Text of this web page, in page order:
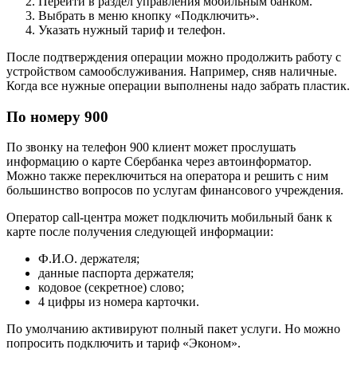
Выбрать в меню кнопку «Подключить».
Указать нужный тариф и телефон.
После подтверждения операции можно продолжить работу с
устройством самообслуживания. Например, сняв наличные.
Когда все нужные операции выполнены надо забрать пластик.
По номеру 900
По звонку на телефон 900 клиент может прослушать
информацию о карте Сбербанка через автоинформатор.
Можно также переключиться на оператора и решить с ним
большинство вопросов по услугам финансового учреждения.
Оператор call-центра может подключить мобильный банк к
карте после получения следующей информации:
Ф.И.О. держателя;
данные паспорта держателя;
кодовое (секретное) слово;
4 цифры из номера карточки.
По умолчанию активируют полный пакет услуги. Но можно
попросить подключить и тариф «Эконом».